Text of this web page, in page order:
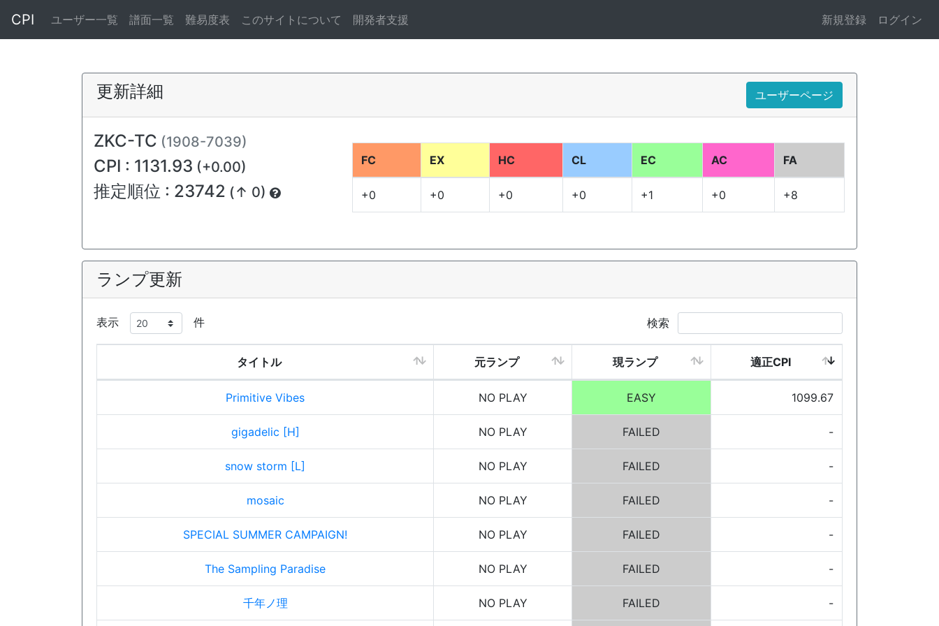
CPI ユーザー一覧 譜面一覧 難易度表 このサイトについて 開発者支援 新規登録 ログイン
更新詳細 ユーザーページ
ZKC-TC (1908-7039)
CPI : 1131.93 (+0.00)
推定順位 : 23742 (↑ 0)
FC EX HC CL EC AC FA
+0 +0 +0 +0 +1 +0 +8
ランプ更新
表示 件 検索
タイトル 元ランプ 現ランプ 適正CPI
Primitive Vibes NO PLAY EASY 1099.67
gigadelic [H] NO PLAY FAILED -
snow storm [L] NO PLAY FAILED -
mosaic NO PLAY FAILED -
SPECIAL SUMMER CAMPAIGN! NO PLAY FAILED -
The Sampling Paradise NO PLAY FAILED -
千年ノ理 NO PLAY FAILED -